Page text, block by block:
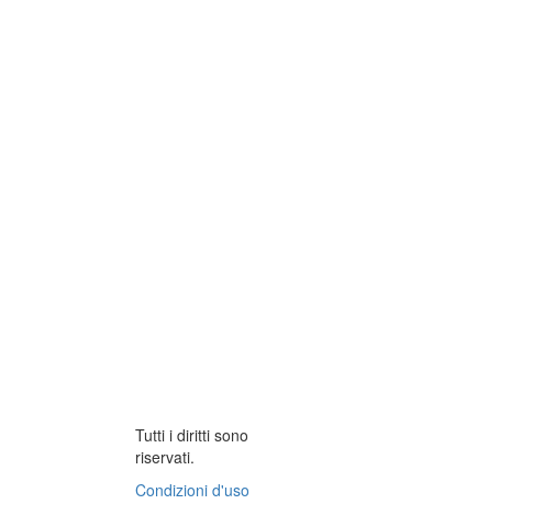
Tutti i diritti sono
riservati.
Condizioni d'uso